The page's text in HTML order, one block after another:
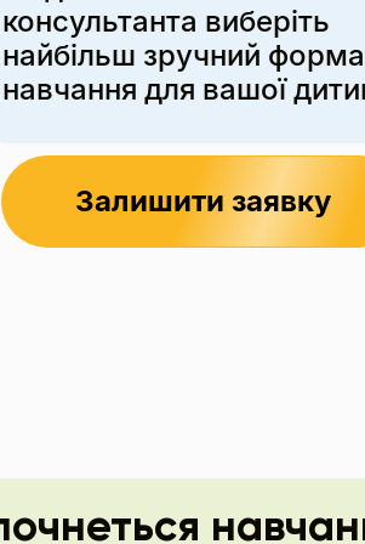
консультанта виберіть
найбільш зручний
навчання для вашої
Залишити заявку